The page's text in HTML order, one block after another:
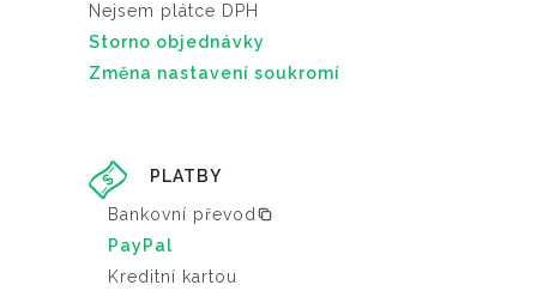
Nejsem plátce DPH
Storno objednávky
Změna nastavení soukromí
PLATBY
Bankovní převod
PayPal
Kreditní kartou